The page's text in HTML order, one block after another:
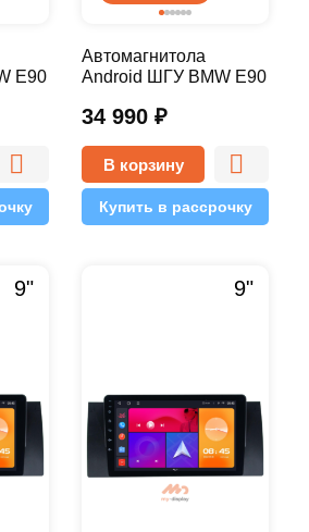
E90
34 990 ₽
Автомагнитола
Android ШГУ BMW E90
10.1 2/32 Pro
В корзину
Купить в рассрочку
9" 9"